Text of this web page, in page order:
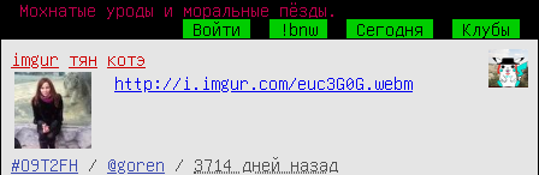
Мохнатые уроды и моральные пёзды.
Войти
!bnw Сегодня
Клубы
imgur
тян
котэ
http://i.imgur.com/euc3G0G.webm
#O9T2FH / @goren / 3714 дней назад